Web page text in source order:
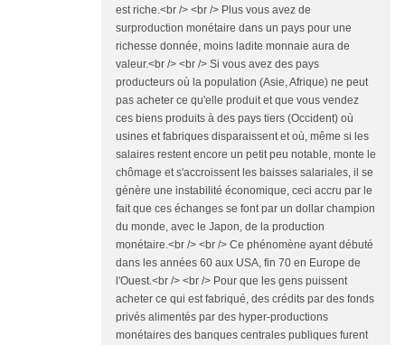
est riche.<br /> <br /> Plus vous avez de
surproduction monétaire dans un pays pour une
richesse donnée, moins ladite monnaie aura de
valeur.<br /> <br /> Si vous avez des pays
producteurs où la population (Asie, Afrique) ne peut
pas acheter ce qu'elle produit et que vous vendez
ces biens produits à des pays tiers (Occident) où
usines et fabriques disparaissent et où, même si les
salaires restent encore un petit peu notable, monte le
chômage et s'accroissent les baisses salariales, il se
génère une instabilité économique, ceci accru par le
fait que ces échanges se font par un dollar champion
du monde, avec le Japon, de la production
monétaire.<br /> <br /> Ce phénomène ayant débuté
dans les années 60 aux USA, fin 70 en Europe de
l'Ouest.<br /> <br /> Pour que les gens puissent
acheter ce qui est fabriqué, des crédits par des fonds
privés alimentés par des hyper-productions
monétaires des banques centrales publiques furent